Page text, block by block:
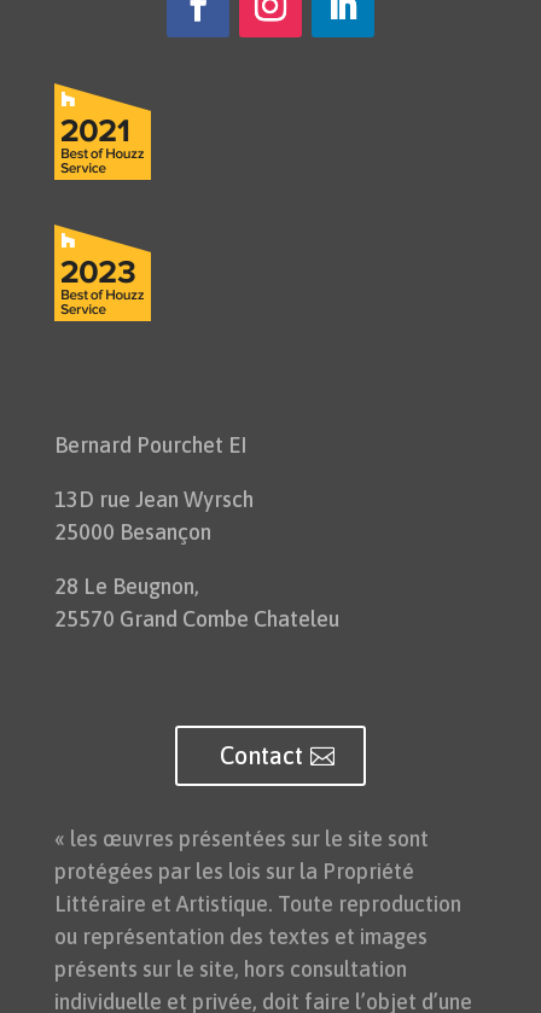
Bernard Pourchet EI
13D rue Jean Wyrsch
25000 Besançon
28 Le Beugnon,
25570 Grand Combe Chateleu
Contact
« les œuvres présentées sur le site sont
protégées par les lois sur la Propriété
Littéraire et Artistique. Toute reproduction
ou représentation des textes et images
présents sur le site, hors consultation
individuelle et privée, doit faire l’objet d’une